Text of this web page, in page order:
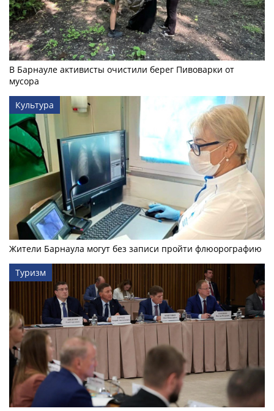
В Барнауле активисты очистили берег Пивоварки от
мусора
Культура
Жители Барнаула могут без записи пройти флюорографию
Туризм